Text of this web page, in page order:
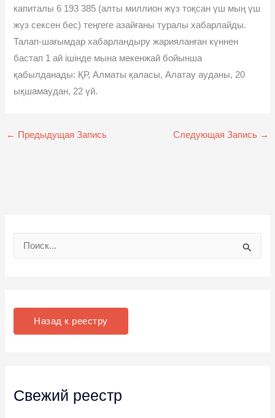
капиталы 6 193 385 (алты миллион жүз тоқсан үш мың үш
жүз сексен бес) теңгеге азайғаны туралы хабарлайды.
Талап-шағымдар хабарландыру жарияланған күннен
бастап 1 ай ішінде мына мекенжай бойынша
қабылданады: ҚР, Алматы қаласы, Алатау ауданы, 20
ықшамаудан, 22 үй.
← Предыдущая Запись Следующая Запись →
Назад к реестру
Свежий реестр